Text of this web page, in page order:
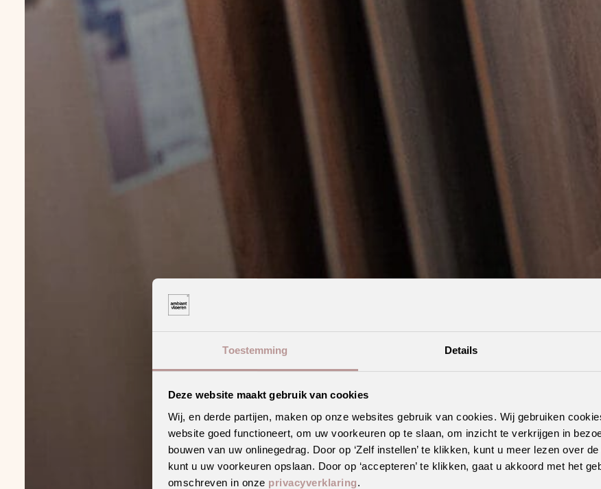
Toestemming Details
Deze website maakt gebruik van cookies
Wij, en derde partijen, maken op onze websites gebruik van cookies. Wij gebruiken
website goed functioneert, om uw voorkeuren op te slaan, om inzicht te verkrijgen in
bouwen van uw onlinegedrag. Door op ‘Zelf instellen’ te klikken, kunt u meer lezen over
kunt u uw voorkeuren opslaan. Door op ‘accepteren’ te klikken, gaat u akkoord met het
omschreven in onze privacyverklaring.